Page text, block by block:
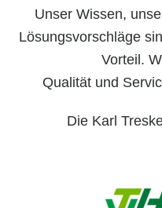
Unser Wissen,
Lösungsvorschläge
Vorteil.
Qualität und
Die Karl